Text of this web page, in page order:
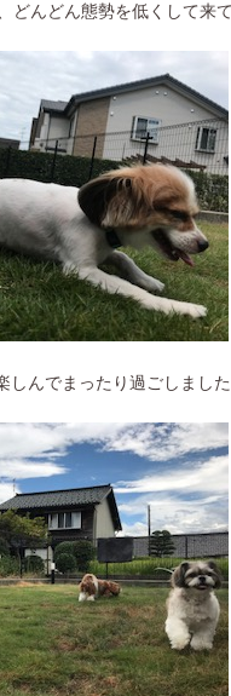
どんどん態勢を低くして来
しんでまったり過ごしまし